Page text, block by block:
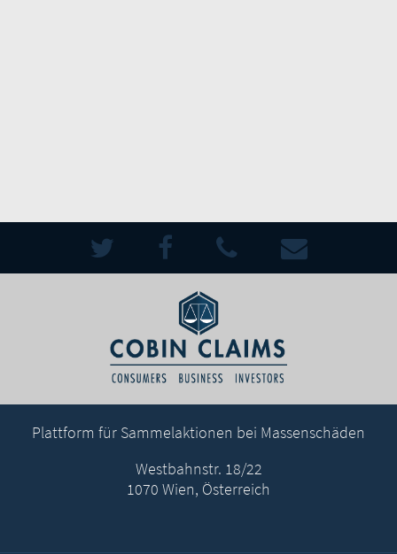
Plattform für Sammelaktionen bei Massenschäden
Westbahnstr. 18/22
1070 Wien, Österreich